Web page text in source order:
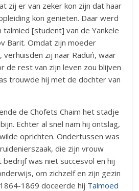
zij er van zeker kon zijn dat haar
kon genieten. Daar werd
talmied [student] van de Yankele
Barit. Omdat zijn moeder
zij naar Raduń, waar
de rest van zijn leven zou blijven
trouwde hij met de dochter van
de Chofets Chaim het stadje
Echter al snel nam hij ontslag,
oprichten. Ondertussen was
die zijn vrouw
was niet succesvol en hij
om zichzelf en zijn gezin
1869 doceerde hij Talmoed